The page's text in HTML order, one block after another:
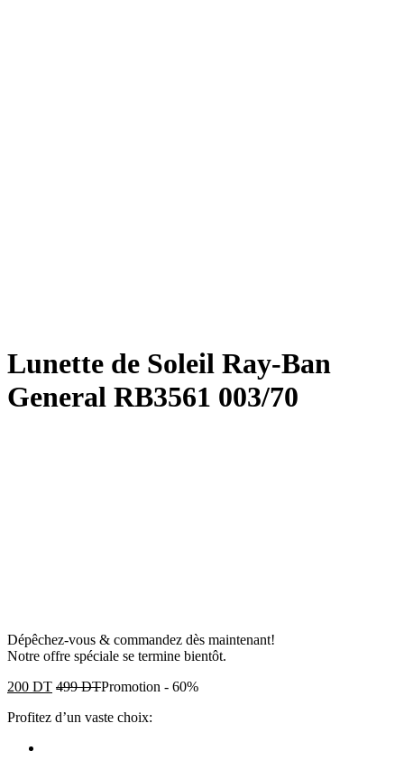
Lunette de Soleil Ray-Ban
General RB3561 003/70
Dépêchez-vous & commandez dès maintenant!
Notre offre spéciale se termine bientôt.
200 DT 499DTPromotion - 60%
Profitez d’un vaste choix: